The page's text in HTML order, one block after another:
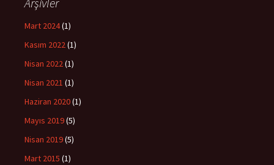
Mart 2024(1)
Kasım 2022 (1)
Nisan 2022 (1)
Nisan 2021 (1)
Haziran 2020(1)
Mayıs 2019(5)
Nisan 2019(5)
Mart 2015 (1)